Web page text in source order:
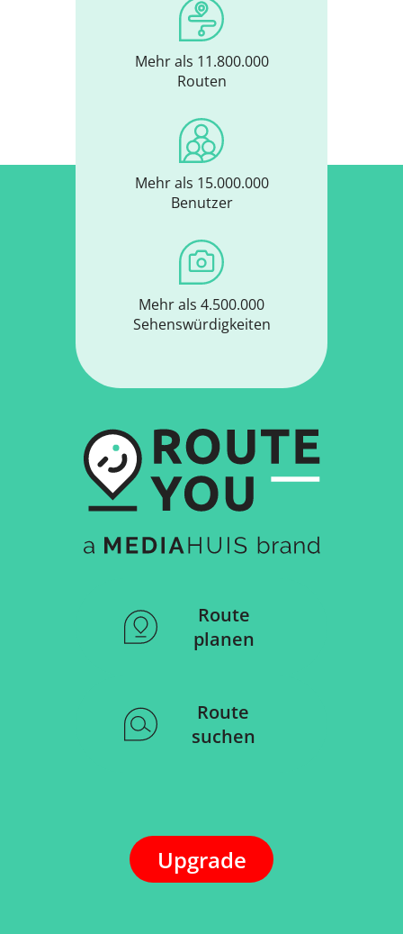
Mehr als 11.800.000
Routen
Mehr als 15.000.000
Benutzer
Mehr als 4.500.000
Sehenswürdigkeiten
Route
planen
Route
suchen
Upgrade